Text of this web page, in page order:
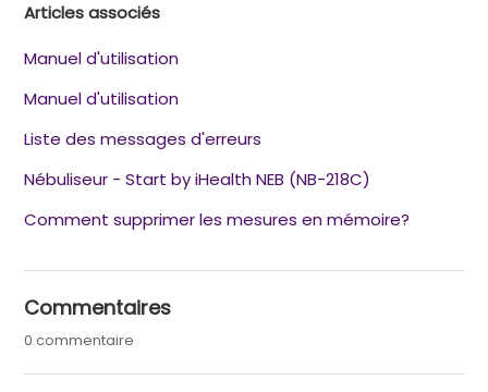
Articles associés
Manuel d'utilisation
Manuel d'utilisation
Liste des messages d'erreurs
Nébuliseur - Start by iHealth NEB (NB-218C)
Comment supprimer les mesures en mémoire?
Commentaires
0 commentaire